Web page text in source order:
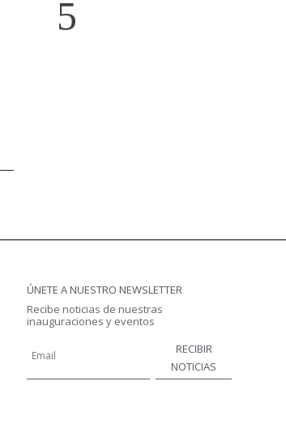
ÚNETE A NUESTRO NEWSLETTER
Recibe noticias de nuestras
inauguraciones y eventos
RECIBIR
NOTICIAS